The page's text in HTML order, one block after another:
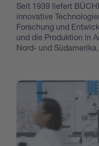
Seit 1939 liefert
innovative
Forschung und
und die Produktion in
Nord- und